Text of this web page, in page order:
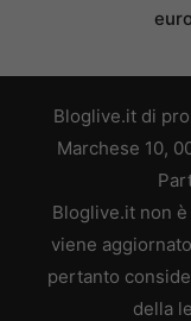
Bloglive.it di
Marchese 10,
Bloglive.it non
viene
pertanto
della